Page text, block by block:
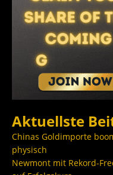
Aktuellste
Chinas Goldimporte
physisch
Newmont mit Rekord-